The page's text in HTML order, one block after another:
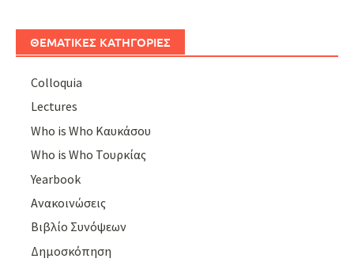
ΘΕΜΑΤΙΚΕΣ ΚΑΤΗΓΟΡΙΕΣ
Colloquia
Lectures
Who is Who Καυκάσου
Who is Who Τουρκίας
Yearbook
Ανακοινώσεις
Βιβλίο Συνόψεων
Δημοσκόπηση